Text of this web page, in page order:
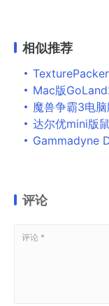
相似推荐
TexturePacker下载
Mac版GoLand2020下载 GO语
魔兽争霸3电
达尔优mini版
Gammadyne DJ Jukebox
评论